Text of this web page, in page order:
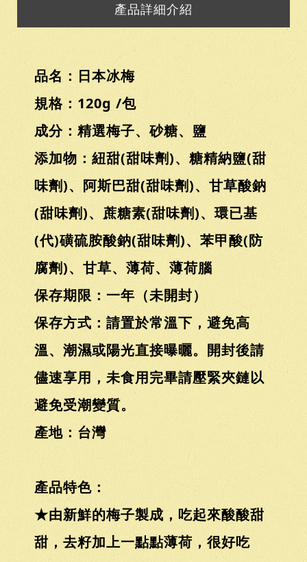
產品詳細介紹
品名：日本冰梅
規格：120g /包
成分：精選梅子、砂糖、鹽
添加物：紐甜(甜味劑)、糖精納鹽(甜
味劑)、阿斯巴甜(甜味劑)、甘草酸鈉
(甜味劑)、蔗糖素(甜味劑)、環已基
(代)磺硫胺酸鈉(甜味劑)、苯甲酸(防
腐劑)、甘草、薄荷、薄荷腦
保存期限：一年（未開封）
保存方式：請置於常溫下，避免高
溫、潮濕或陽光直接曝曬。開封後請
儘速享用，未食用完畢請壓緊夾鏈以
避免受潮變質。
產地：台灣
產品特色：
★由新鮮的梅子製成，吃起來酸酸甜
甜，去籽加上一點點薄荷，很好吃